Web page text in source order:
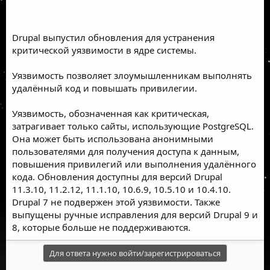
Drupal выпустил обновления для устранения
критической уязвимости в ядре системы.
Уязвимость позволяет злоумышленникам выполнять
удалённый код и повышать привилегии.
Уязвимость, обозначенная как критическая,
затрагивает только сайты, использующие PostgreSQL.
Она может быть использована анонимными
пользователями для получения доступа к данным,
повышения привилегий или выполнения удалённого
кода. Обновления доступны для версий Drupal
11.3.10, 11.2.12, 11.1.10, 10.6.9, 10.5.10 и 10.4.10.
Drupal 7 не подвержен этой уязвимости. Также
выпущены ручные исправления для версий Drupal 9 и
8, которые больше не поддерживаются.
Для ответа нужно войти/зарегистрироваться